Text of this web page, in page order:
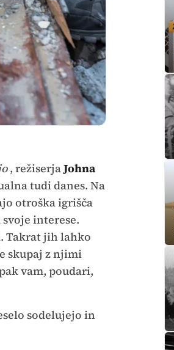
, režiserjaJohna
tudi danes. Na
otroška igrišča
interese.
Takrat jih lahko
skupaj z njimi
vam, poudari,
sodelujejo in